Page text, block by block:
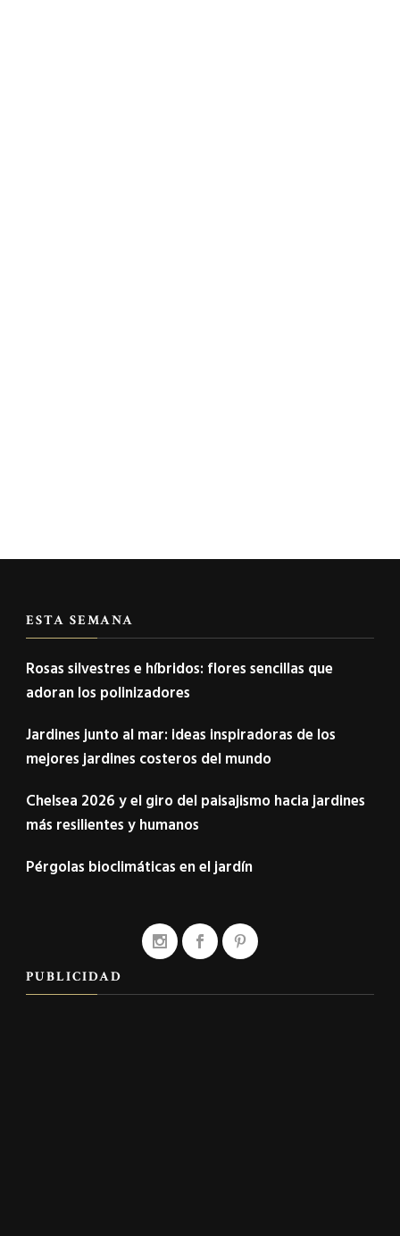
ESTA SEMANA
Rosas silvestres e híbridos: flores sencillas que
adoran los polinizadores
Jardines junto al mar: ideas inspiradoras de los
mejores jardines costeros del mundo
Chelsea 2026 y el giro del paisajismo hacia jardines
más resilientes y humanos
Pérgolas bioclimáticas en el jardín
PUBLICIDAD